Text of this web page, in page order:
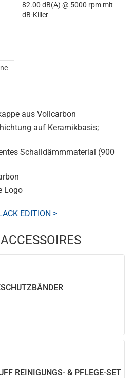
82.00 dB(A) @ 5000 rpm mit
dB-Killer
aus Vollcarbon
auf Keramikbasis;
Schalldämmmaterial (900
Logo
EDITION >
REINIGUNGS- & PFLEGE-SET